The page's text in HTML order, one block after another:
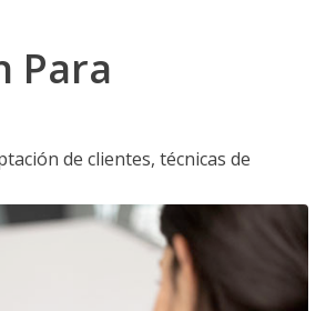
Para
de clientes, técnicas de